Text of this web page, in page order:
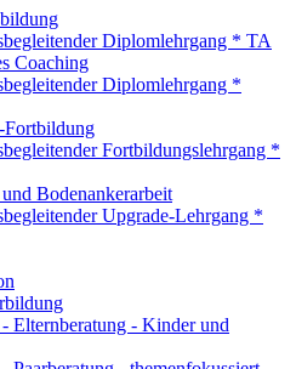
Diplomlehrgang * TA
Coaching
Diplomlehrgang *
Fortbildung
Fortbildungslehrgang *
Bodenankerarbeit
Upgrade-Lehrgang *
Elternberatung - Kinder und